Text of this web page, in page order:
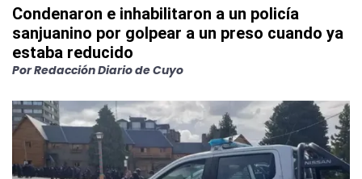
Condenaron e inhabilitaron a un policía
sanjuanino por golpear a un preso cuando ya
estaba reducido
PorRedacción Diario de Cuyo